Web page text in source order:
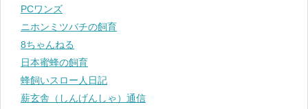
PCワンズ
ニホンミツバチの飼育
8ちゃんねる
日本蜜蜂の飼育
蜂飼いスロー人日記
薪玄舎（しんげんしゃ）通信